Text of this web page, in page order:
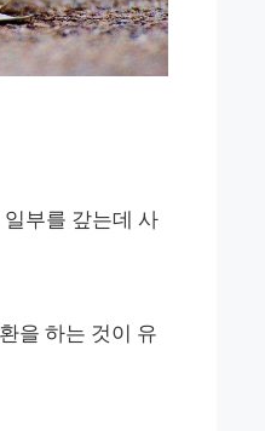
부를 갚는데 사
을 하는 것이 유